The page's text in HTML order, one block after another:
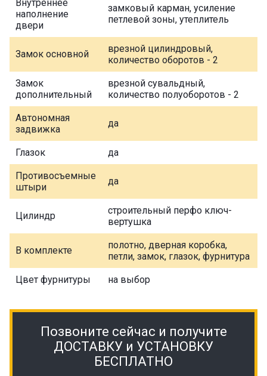
Внутреннее
наполнение
двери
замковый карман, усиление
петлевой зоны, утеплитель
Замок основной
врезной цилиндровый,
количество оборотов - 2
Замок
дополнительный
врезной сувальдный,
количество полуоборотов - 2
Автономная
задвижка
да
Глазок да
Противосъемные
штыри
да
Цилиндр
строительный перфо ключ-
вертушка
В комплекте
полотно, дверная коробка,
петли, замок, глазок, фурнитура
Цвет фурнитуры на выбор
Позвоните сейчас и получите
ДОСТАВКУ и УСТАНОВКУ
БЕСПЛАТНО